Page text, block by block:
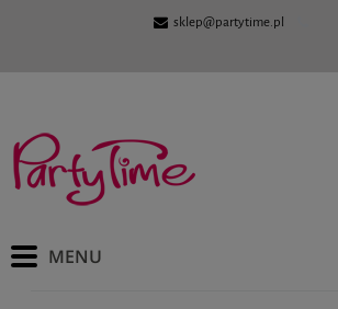
sklep@partytime.pl